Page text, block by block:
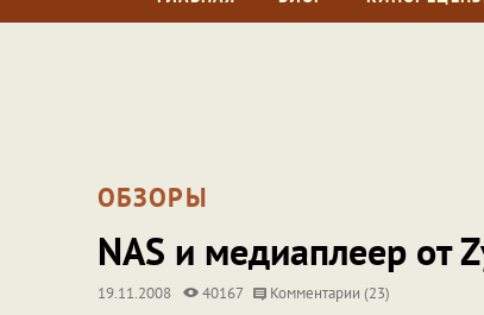
ОБЗОРЫ
NAS и медиаплеер от
19.11.2008 40167 Комментарии (23)